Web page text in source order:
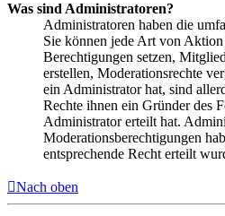
Was sind Administratoren?
Administratoren haben die
Sie können jede Art von
Berechtigungen setzen,
erstellen, Moderationsrechte
ein Administrator hat, sind
Rechte ihnen ein Gründer des
Administrator erteilt hat.
Moderationsberechtigungen
entsprechende Recht erteilt
Nach oben